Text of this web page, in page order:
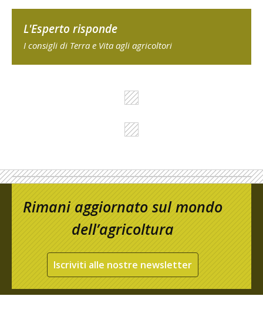
L'Esperto risponde
I consigli di Terra e Vita agli agricoltori
Rimani aggiornato sul mondo
dell’agricoltura
Iscriviti alle nostre newsletter